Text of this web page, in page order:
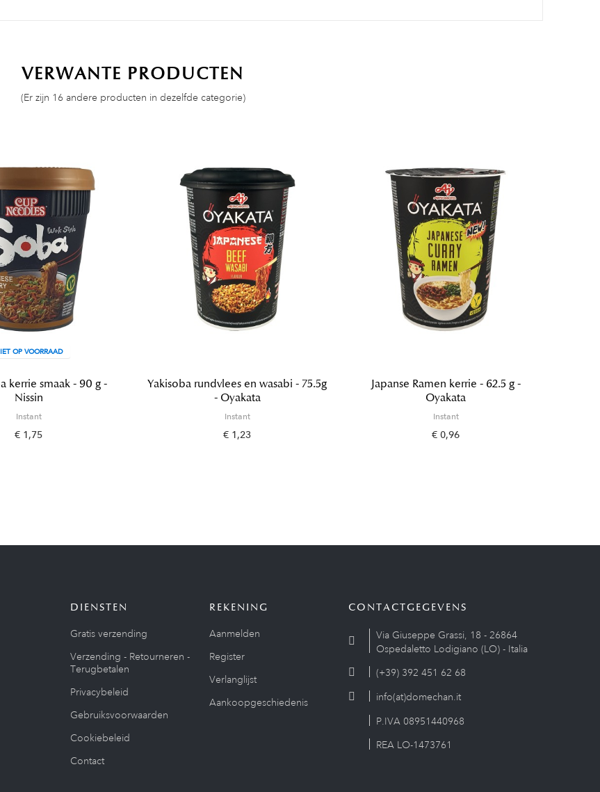
VERWANTE PRODUCTEN
(Er zijn 16 andere producten in dezelfde categorie)
OP VOORRAAD
kerrie smaak - 90 g -
Nissin
Instant
€ 1,75
Yakisoba rundvlees en wasabi - 75.5g
- Oyakata
Instant
€ 1,23
Japanse Ramen kerrie - 62.5 g -
Oyakata
Instant
€ 0,96
DIENSTEN
Gratis verzending
Verzending - Retourneren -
Terugbetalen
Privacybeleid
Gebruiksvoorwaarden
Cookiebeleid
Contact
REKENING
Aanmelden
Register
Verlanglijst
Aankoopgeschiedenis
CONTACTGEGEVENS
Via Giuseppe Grassi, 18 - 26864
Ospedaletto Lodigiano (LO) - Italia
(+39) 392 451 62 68
info(at)domechan.it
P.IVA 08951440968
REA LO-1473761